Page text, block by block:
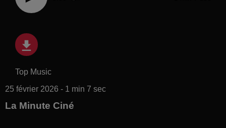
Top Music
25 février 2026 - 1 min 7 sec
La Minute Ciné